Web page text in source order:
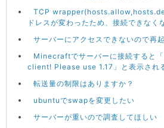
TCP
ドレスが変わったため、接続できなく
サーバーにアクセスできないので再
Minecraftでサーバーに接続すると
client! Please use 1.17」と表示され
転送量の制限はありますか？
ubuntuでswapを変更したい
サーバーが重いので調査してほしい